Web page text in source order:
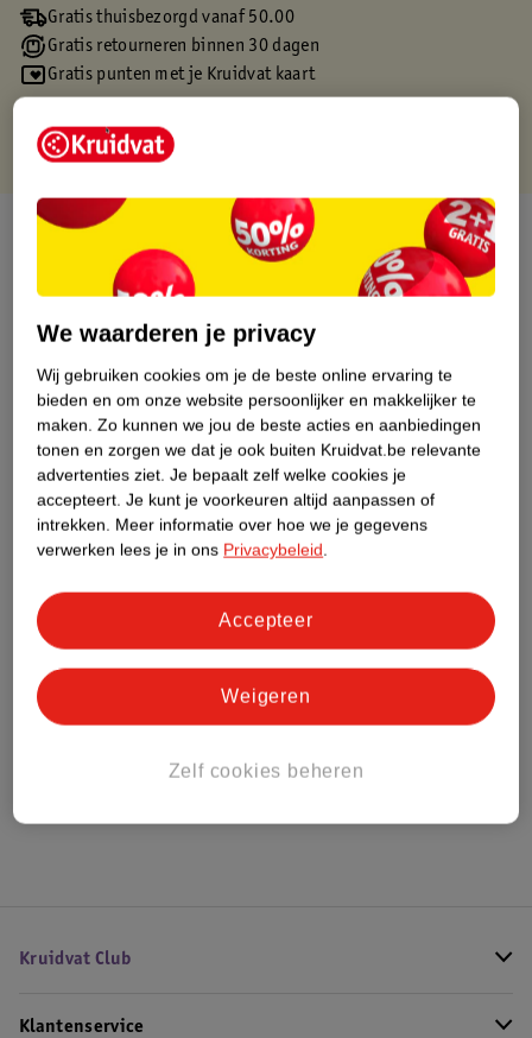
Gratis thuisbezorgd vanaf 50.00
Gratis retourneren binnen 30 dagen
Gratis punten met je Kruidvat kaart
Over dit product
Productinformatie
Nature Impact Score
Dit product heeft (nog) geen Nature
Impact Score.
Meer informatie
Bestel & Bezorginformatie
Bekijk ook
Kruidvat Club
Klantenservice
We waarderen je privacy
Wij gebruiken cookies om je de beste online ervaring te
bieden en om onze website persoonlijker en makkelijker te
maken. Zo kunnen we jou de beste acties en aanbiedingen
tonen en zorgen we dat je ook buiten Kruidvat.be relevante
advertenties ziet. Je bepaalt zelf welke cookies je
accepteert. Je kunt je voorkeuren altijd aanpassen of
intrekken. Meer informatie over hoe we je gegevens
verwerken lees je in ons Privacybeleid.
Zelf cookies beheren
Weigeren
Accepteer